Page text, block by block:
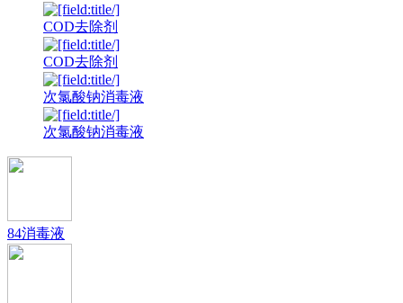
COD去除剂
COD去除剂
次氯酸钠消毒液
次氯酸钠消毒液
84消毒液